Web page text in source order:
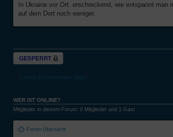
In Ukraine vor Ort: erschreckend, wie entspannt man
auf dem Dort noch weniger.
Thema gesperrt
Zurück zu Osteuropa-Tipps
WER IST ONLINE?
Mitglieder in diesem Forum: 0 Mitglieder und 1 Gast
Foren-Übersicht